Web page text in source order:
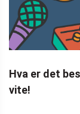
Hva er det
vite!